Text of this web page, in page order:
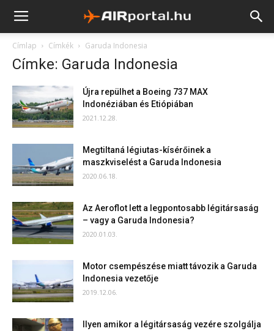
Címlap Címkék Garuda Indonesia
Címke: Garuda Indonesia
Újra repülhet a Boeing 737 MAX
Indonéziában és Etiópiában
2021.12.28.
Megtiltaná légiutas-kísérőinek a
maszkviselést a Garuda Indonesia
2020.06.18.
Az Aeroflot lett a legpontosabb légitársaság
– vagy a Garuda Indonesia?
2020.01.03.
Motor csempészése miatt távozik a Garuda
Indonesia vezetője
2019.12.06.
Ilyen amikor a légitársaság vezére szolgálja